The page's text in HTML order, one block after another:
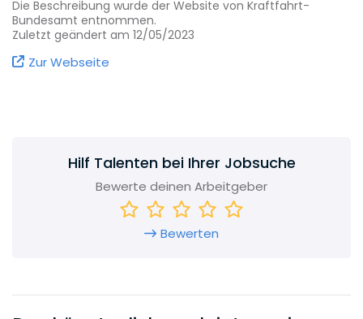
hinsichtlich der Standards von
Produktsicherheit und Umweltschutz. Als
moderne Verwaltung mit hoher Fachkompetenz
bietet es vielseitige Arbeitsplätze.
Die Beschreibung wurde der Website von Kraftfahrt-
Bundesamt entnommen.
Zuletzt geändert am 12/05/2023
Zur Webseite
Hilf Talenten bei Ihrer Jobsuche
Bewerte deinen Arbeitgeber
Bewerten